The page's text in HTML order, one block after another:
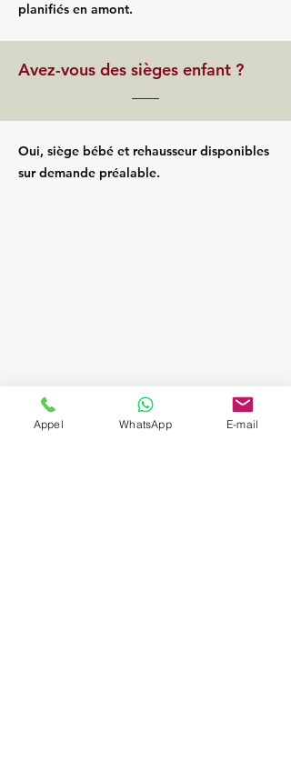
planifiés en amont.
Avez-vous des sièges enfant ?
Oui, siège bébé et rehausseur disponibles
sur demande préalable.
Appel WhatsApp E-mail